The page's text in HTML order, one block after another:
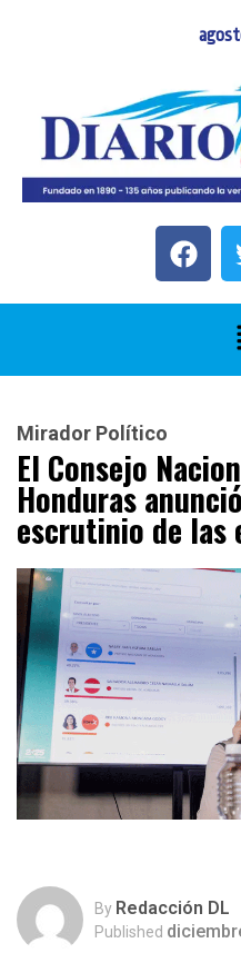
Mirador Político
El Consejo
Honduras
escrutinio de las
By Redacción DL
Published